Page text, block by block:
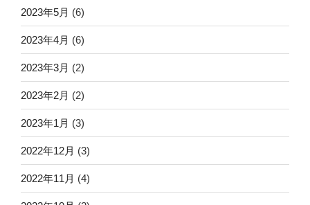
2023年5月 (6)
2023年4月 (6)
2023年3月 (2)
2023年2月 (2)
2023年1月 (3)
2022年12月 (3)
2022年11月 (4)